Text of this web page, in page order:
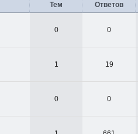
Тем Ответов
0 0
1 19
0 0